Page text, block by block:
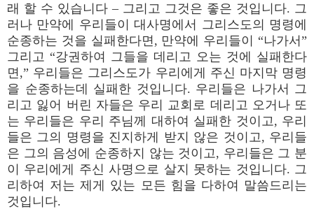
래 할 수 있습니다 – 그리고 그것은 좋은 것입니다. 그
러나 만약에 우리들이 대사명에서 그리스도의 명령에
순종하는 것을 실패한다면, 만약에 우리들이 “나가서”
그리고 “강권하여 그들을 데리고 오는 것에 실패한다
면,” 우리들은 그리스도가 우리에게 주신 마지막 명령
을 순종하는데 실패한 것입니다. 우리들은 나가서 그
리고 잃어 버린 자들은 우리 교회로 데리고 오거나 또
는 우리들은 우리 주님께 대하여 실패한 것이고, 우리
들은 그의 명령을 진지하게 받지 않은 것이고, 우리들
은 그의 음성에 순종하지 않는 것이고, 우리들은 그 분
이 우리에게 주신 사명으로 살지 못하는 것입니다. 그
리하여 저는 제게 있는 모든 힘을 다하여 말씀드리는
것입니다.